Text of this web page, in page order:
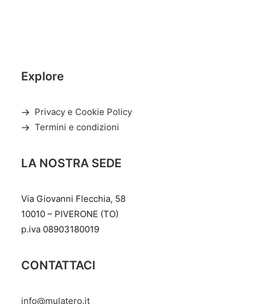
Explore
Privacy e Cookie Policy
Termini e condizioni
LA NOSTRA SEDE
Via Giovanni Flecchia, 58
10010 – PIVERONE (TO)
p.iva 08903180019
CONTATTACI
info@mulatero.it